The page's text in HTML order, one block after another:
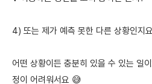
4) 또는 제가 예측 못한 다른 상황인지
어떤 상황이든 충분히 있을 수 있는 일
정이 어려워서요 😅